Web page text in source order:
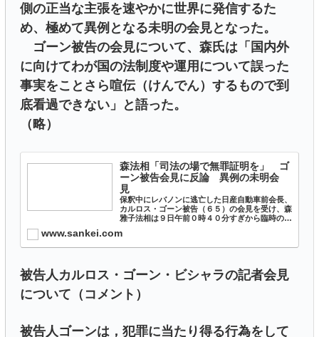
側の正当な主張を速やかに世界に発信するた
め、極めて異例となる未明の会見となった。
ゴーン被告の会見について、森氏は「国内外
に向けてわが国の法制度や運用について誤った
事実をことさら喧伝（けんでん）するもので到
底看過できない」と語った。
（略）
森法相「司法の場で無罪証明を」 ゴ
ーン被告会見に反論 異例の未明会
見
保釈中にレバノンに逃亡した日産自動車前会長、
カルロス・ゴーン被告（６５）の会見を受け、森
雅子法相は９日午前０時４０分すぎから臨時の記
www.sankei.com
被告人カルロス・ゴーン・ビシャラの記者会見
について（コメント）
被告人ゴーンは，犯罪に当たり得る行為をして